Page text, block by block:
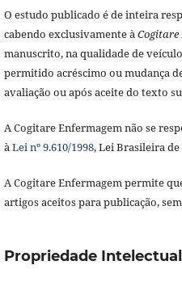
O estudo publicado é de inteira
cabendo exclusivamente àCogitare
manuscrito, na qualidade de
permitido acréscimo ou mudança
avaliação ou após aceite do texto
A Cogitare Enfermagem não se
àLei nº 9.610/1998, Lei Brasileira
A Cogitare Enfermagem permite
artigos aceitos para publicação,
Propriedade